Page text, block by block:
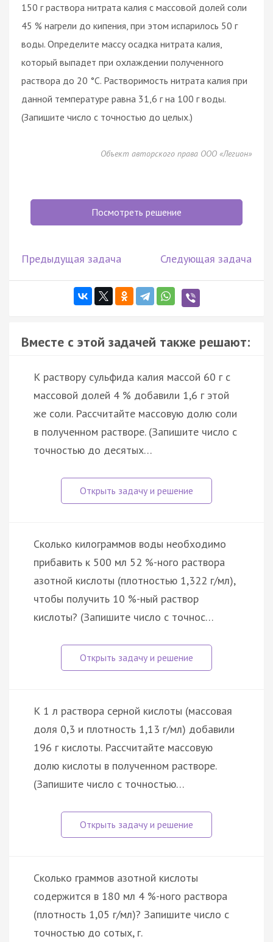
150 г раствора нитрата калия с массовой долей соли
45 % нагрели до кипения, при этом испарилось 50 г
воды. Определите массу осадка нитрата калия,
который выпадет при охлаждении полученного
раствора до 20 °C. Растворимость нитрата калия при
данной температуре равна 31,6 г на 100 г воды.
(Запишите число с точностью до целых.)
Объект авторского права ООО «Легион»
Посмотреть решение
Предыдущая задача Следующая задача
Вместе с этой задачей также решают:
К раствору сульфида калия массой 60 г с
массовой долей 4 % добавили 1,6 г этой
же соли. Рассчитайте массовую долю соли
в полученном растворе. (Запишите число с
точностью до десятых…
Сколько килограммов воды необходимо
прибавить к 500 мл 52 %-ного раствора
азотной кислоты (плотностью 1,322 г/мл),
чтобы получить 10 %-ный раствор
кислоты? (Запишите число с точнос…
К 1 л раствора серной кислоты (массовая
доля 0,3 и плотность 1,13 г/мл) добавили
196 г кислоты. Рассчитайте массовую
долю кислоты в полученном растворе.
(Запишите число с точностью…
Сколько граммов азотной кислоты
содержится в 180 мл 4 %-ного раствора
(плотность 1,05 г/мл)? Запишите число с
точностью до сотых, г.